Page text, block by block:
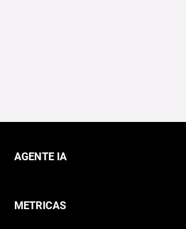
AGENTE IA
METRICAS